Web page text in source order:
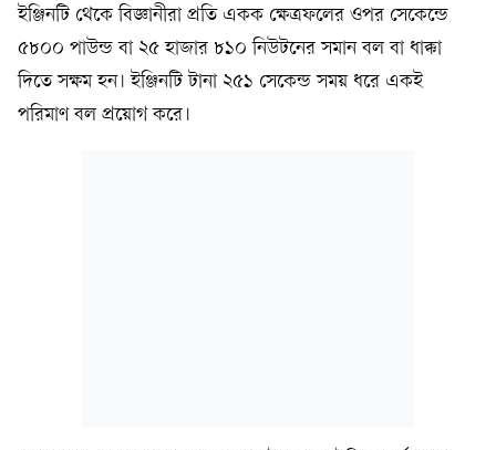
ইঞ্জিনটি থেকে বিজ্ঞানীরা প্রতি একক ক্ষেত্রফলের ওপর সেকেন্ডে
৫৮০০ পাউন্ড বা ২৫ হাজার ৮১০ নিউটনের সমান বল বা ধাক্কা
দিতে সক্ষম হন। ইঞ্জিনটি টানা ২৫১ সেকেন্ড সময় ধরে একই
পরিমাণ বল প্রয়োগ করে।